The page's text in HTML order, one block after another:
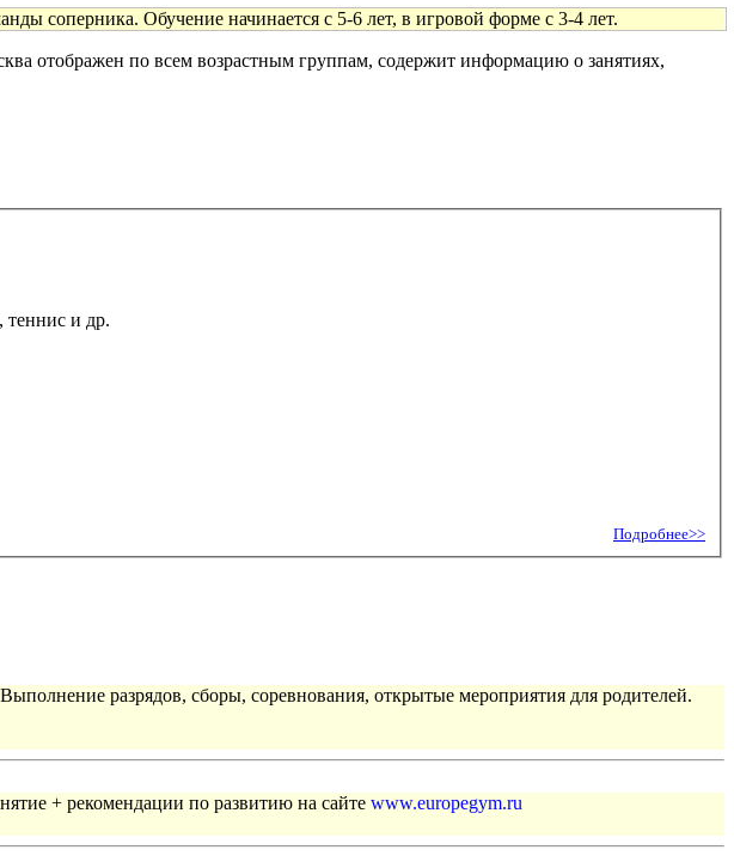
соперника. Обучение начинается с 5-6 лет, в игровой форме с 3-4 лет.
отображен по всем возрастным группам, содержит информацию о занятиях,
теннис и др.
Подробнее>>
разрядов, сборы, соревнования, открытые мероприятия для родителей.
+ рекомендации по развитию на сайте www.europegym.ru